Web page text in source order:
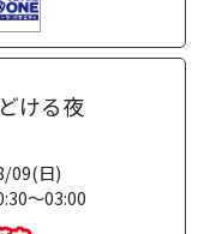
ける夜
09(日)
～03:00